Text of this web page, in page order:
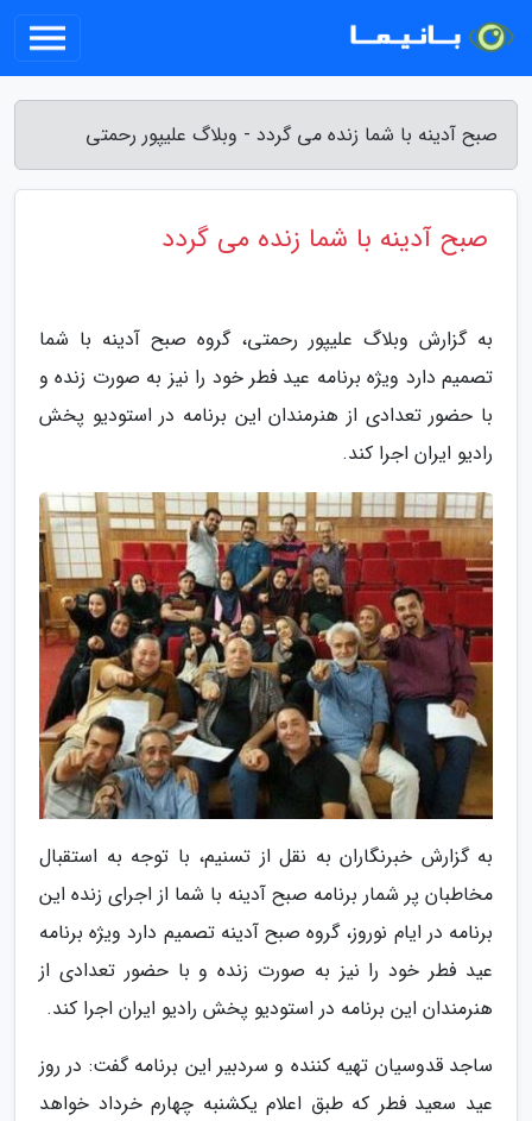
صبح آدینه با شما زنده می گردد - وبلاگ علیپور رحمتی
صبح آدینه با شما زنده می گردد
به گزارش وبلاگ علیپور رحمتی، گروه صبح آدینه با شما
تصمیم دارد ویژه برنامه عید فطر خود را نیز به صورت زنده و
با حضور تعدادی از هنرمندان این برنامه در استودیو پخش
رادیو ایران اجرا کند.
به گزارش خبرنگاران به نقل از تسنیم، با توجه به استقبال
مخاطبان پر شمار برنامه صبح آدینه با شما از اجرای زنده این
برنامه در ایام نوروز، گروه صبح آدینه تصمیم دارد ویژه برنامه
عید فطر خود را نیز به صورت زنده و با حضور تعدادی از
هنرمندان این برنامه در استودیو پخش رادیو ایران اجرا کند.
ساجد قدوسیان تهیه کننده و سردبیر این برنامه گفت: در روز
عید سعید فطر که طبق اعلام یکشنبه چهارم خرداد خواهد